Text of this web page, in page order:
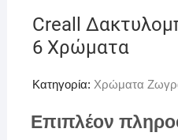
Creall
6 Χρώματα
Κατηγορία: Χρώματα
Επιπλέον